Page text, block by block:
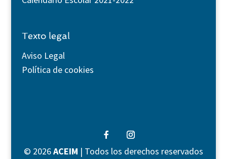
Texto legal
Aviso Legal
Política de cookies
© 2026ACEIM | Todos los derechos reservados